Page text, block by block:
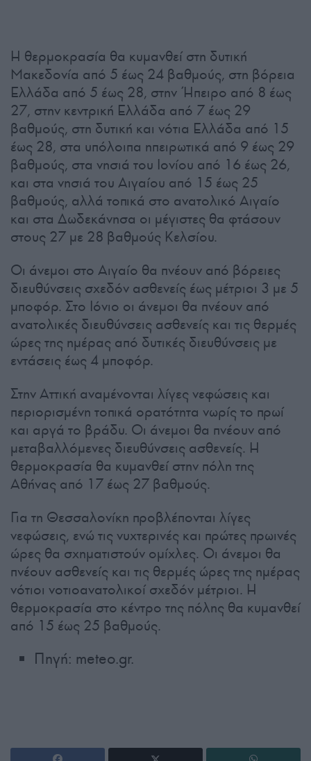
Η θερμοκρασία θα κυμανθεί στη δυτική
Μακεδονία από 5 έως 24 βαθμούς, στη βόρεια
Ελλάδα από 5 έως 28, στην Ήπειρο από 8 έως
27, στην κεντρική Ελλάδα από 7 έως 29
βαθμούς, στη δυτική και νότια Ελλάδα από 15
έως 28, στα υπόλοιπα ηπειρωτικά από 9 έως 29
βαθμούς, στα νησιά του Ιονίου από 16 έως 26,
και στα νησιά του Αιγαίου από 15 έως 25
βαθμούς, αλλά τοπικά στο ανατολικό Αιγαίο
και στα Δωδεκάνησα οι μέγιστες θα φτάσουν
στους 27 με 28 βαθμούς Κελσίου.
Οι άνεμοι στο Αιγαίο θα πνέουν από βόρειες
διευθύνσεις σχεδόν ασθενείς έως μέτριοι 3 με 5
μποφόρ. Στο Ιόνιο οι άνεμοι θα πνέουν από
ανατολικές διευθύνσεις ασθενείς και τις θερμές
ώρες της ημέρας από δυτικές διευθύνσεις με
εντάσεις έως 4 μποφόρ.
Στην Αττική αναμένονται λίγες νεφώσεις και
περιορισμένη τοπικά ορατότητα νωρίς το πρωί
και αργά το βράδυ. Οι άνεμοι θα πνέουν από
μεταβαλλόμενες διευθύνσεις ασθενείς. Η
θερμοκρασία θα κυμανθεί στην πόλη της
Αθήνας από 17 έως 27 βαθμούς.
Για τη Θεσσαλονίκη προβλέπονται λίγες
νεφώσεις, ενώ τις νυχτερινές και πρώτες πρωινές
ώρες θα σχηματιστούν ομίχλες. Οι άνεμοι θα
πνέουν ασθενείς και τις θερμές ώρες της ημέρας
νότιοι νοτιοανατολικοί σχεδόν μέτριοι. Η
θερμοκρασία στο κέντρο της πόλης θα κυμανθεί
από 15 έως 25 βαθμούς.
Πηγή: meteo.gr.